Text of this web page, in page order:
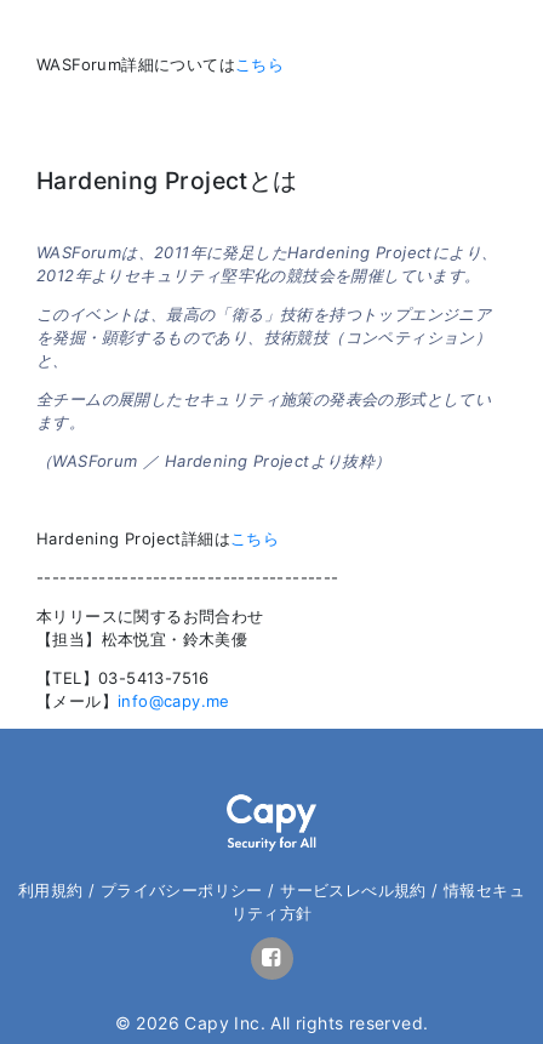
WASForum詳細についてはこちら
Hardening Projectとは
WASForumは、2011年に発足したHardening Projectにより、
2012年よりセキュリティ堅牢化の競技会を開催しています。
このイベントは、最高の「衛る」技術を持つトップエンジニア
を発掘・顕彰するものであり、技術競技（コンペティション）
と、
全チームの展開したセキュリティ施策の発表会の形式としてい
ます。
（WASForum ／ Hardening Projectより抜粋）
Hardening Project詳細はこちら
---------------------------------------
本リリースに関するお問合わせ
【担当】松本悦宜・鈴木美優
【TEL】03-5413-7516
【メール】 info@capy.me
利用規約 / プライバシーポリシー /サービスレべル規約 / 情報セキュ
リティ方針
© 2026 Capy Inc. All rights reserved.